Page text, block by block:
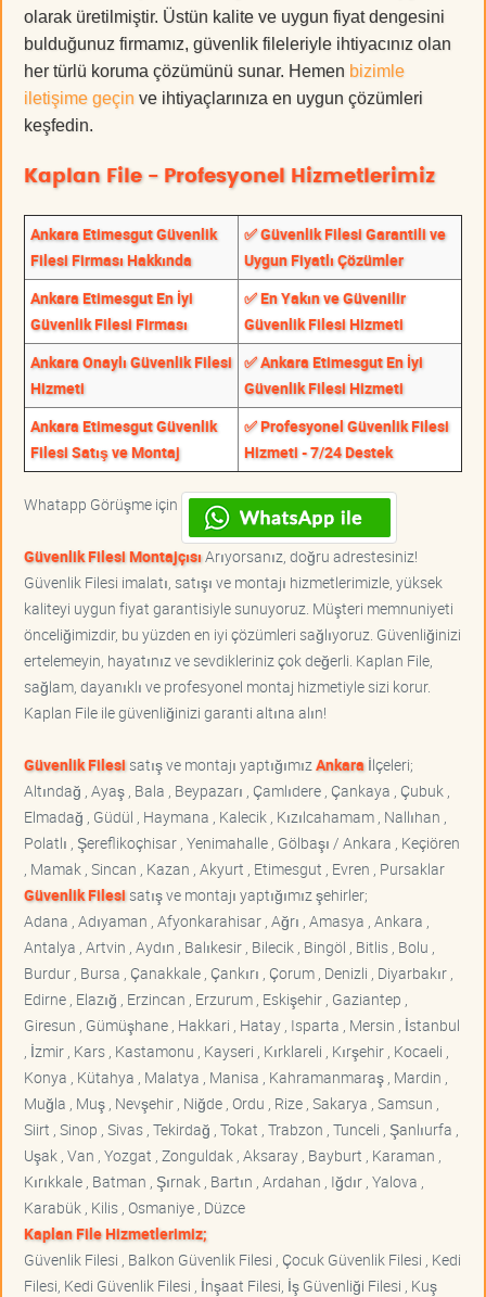
olarak üretilmiştir. Üstün kalite ve uygun fiyat dengesini
bulduğunuz firmamız, güvenlik fileleriyle ihtiyacınız olan
her türlü koruma çözümünü sunar. Hemen bizimle
iletişime geçin ve ihtiyaçlarınıza en uygun çözümleri
keşfedin.
Kaplan File - Profesyonel Hizmetlerimiz
Ankara Etimesgut Güvenlik
Filesi Firması Hakkında
✅ Güvenlik Filesi Garantili ve
Uygun Fiyatlı Çözümler
Ankara Etimesgut En İyi
Güvenlik Filesi Firması
✅ En Yakın ve Güvenilir
Güvenlik Filesi Hizmeti
Ankara Onaylı Güvenlik Filesi
Hizmeti
✅ Ankara Etimesgut En İyi
Güvenlik Filesi Hizmeti
Ankara Etimesgut Güvenlik
Filesi Satış ve Montaj
✅ Profesyonel Güvenlik Filesi
Hizmeti - 7/24 Destek
Whatapp Görüşme için
Güvenlik Filesi MontajçısıArıyorsanız, doğru adrestesiniz!
Güvenlik Filesi imalatı, satışı ve montajı hizmetlerimizle, yüksek
kaliteyi uygun fiyat garantisiyle sunuyoruz. Müşteri memnuniyeti
önceliğimizdir, bu yüzden en iyi çözümleri sağlıyoruz. Güvenliğinizi
ertelemeyin, hayatınız ve sevdikleriniz çok değerli. Kaplan File,
sağlam, dayanıklı ve profesyonel montaj hizmetiyle sizi korur.
Kaplan File ile güvenliğinizi garanti altına alın!
Güvenlik Filesisatış ve montajı yaptığımız Ankara İlçeleri;
Altındağ , Ayaş , Bala , Beypazarı , Çamlıdere , Çankaya , Çubuk ,
Elmadağ , Güdül , Haymana , Kalecik , Kızılcahamam , Nallıhan ,
Polatlı , Şereflikoçhisar , Yenimahalle , Gölbaşı / Ankara , Keçiören
, Mamak , Sincan , Kazan , Akyurt , Etimesgut , Evren , Pursaklar
Güvenlik Filesisatış ve montajı yaptığımız şehirler;
Adana , Adıyaman , Afyonkarahisar , Ağrı , Amasya , Ankara ,
Antalya , Artvin , Aydın , Balıkesir , Bilecik , Bingöl , Bitlis , Bolu ,
Burdur , Bursa , Çanakkale , Çankırı , Çorum , Denizli , Diyarbakır ,
Edirne , Elazığ , Erzincan , Erzurum , Eskişehir , Gaziantep ,
Giresun , Gümüşhane , Hakkari , Hatay , Isparta , Mersin , İstanbul
, İzmir , Kars , Kastamonu , Kayseri , Kırklareli , Kırşehir , Kocaeli ,
Konya , Kütahya , Malatya , Manisa , Kahramanmaraş , Mardin ,
Muğla , Muş , Nevşehir , Niğde , Ordu , Rize , Sakarya , Samsun ,
Siirt , Sinop , Sivas , Tekirdağ , Tokat , Trabzon , Tunceli , Şanlıurfa ,
Uşak , Van , Yozgat , Zonguldak , Aksaray , Bayburt , Karaman ,
Kırıkkale , Batman , Şırnak , Bartın , Ardahan , Iğdır , Yalova ,
Karabük , Kilis , Osmaniye , Düzce
Kaplan File Hizmetlerimiz;
Güvenlik Filesi , Balkon Güvenlik Filesi , Çocuk Güvenlik Filesi , Kedi
Filesi, Kedi Güvenlik Filesi , İnşaat Filesi, İş Güvenliği Filesi , Kuş